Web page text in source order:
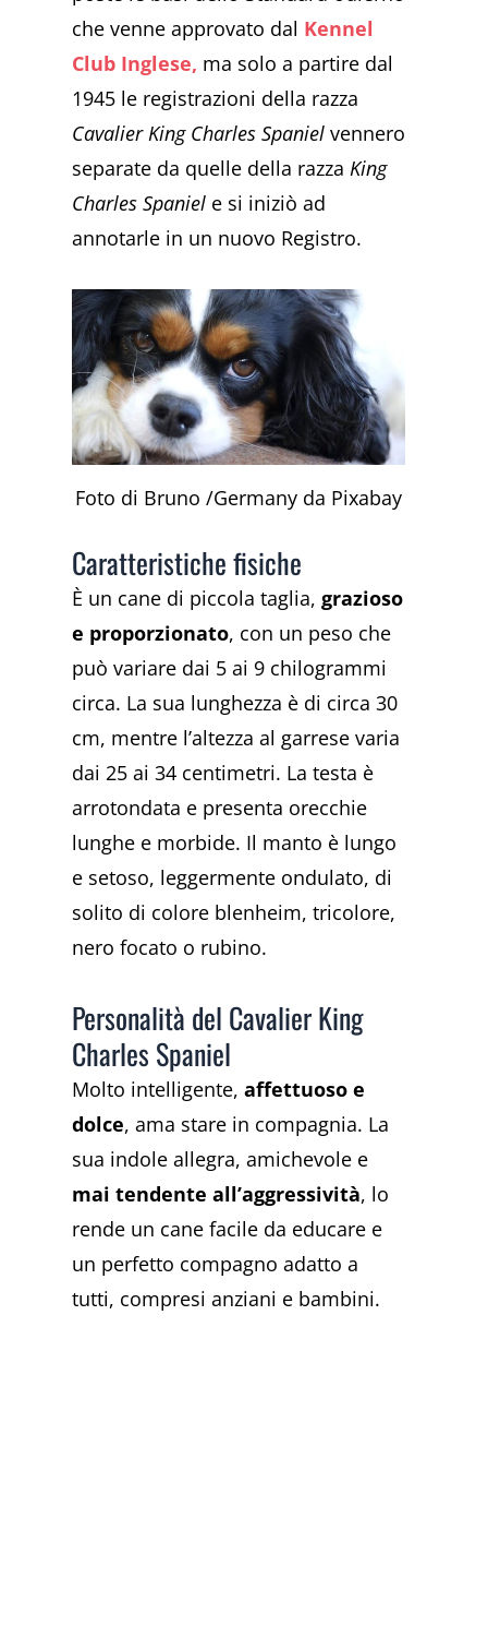
che venne approvato dal Kennel
Club Inglese, ma solo a partire dal
1945 le registrazioni della razza
Cavalier King Charles Spaniel vennero
separate da quelle della razza King
Charles Spaniel e si iniziò ad
annotarle in un nuovo Registro.
Foto di Bruno /Germany da Pixabay
Caratteristiche fisiche
È un cane di piccola taglia,grazioso
e proporzionato, con un peso che
può variare dai 5 ai 9 chilogrammi
circa. La sua lunghezza è di circa 30
cm, mentre l’altezza al garrese varia
dai 25 ai 34 centimetri. La testa è
arrotondata e presenta orecchie
lunghe e morbide. Il manto è lungo
e setoso, leggermente ondulato, di
solito di colore blenheim, tricolore,
nero focato o rubino.
Personalità del Cavalier King
Charles Spaniel
Molto intelligente,affettuoso e
dolce, ama stare in compagnia. La
sua indole allegra, amichevole e
mai tendente all’aggressività, lo
rende un cane facile da educare e
un perfetto compagno adatto a
tutti, compresi anziani e bambini.